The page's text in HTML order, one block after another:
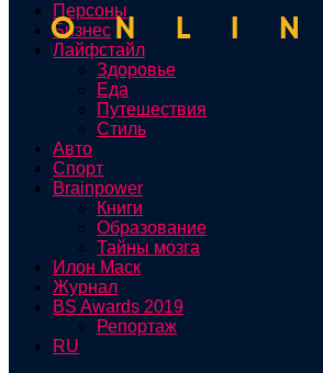
Персоны
Бизнес
Лайфстайл
Здоровье
Еда
Путешествия
Стиль
Авто
Спорт
Brainpower
Книги
Образование
Тайны мозга
Илон Маск
Журнал
BS Awards 2019
Репортаж
RU